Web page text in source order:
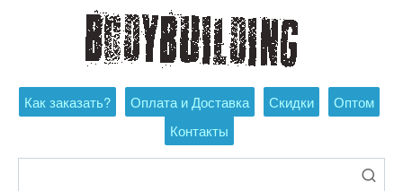
Как заказать? Оплата и Доставка Скидки
Оптом
Контакты